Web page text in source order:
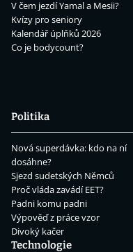
V čem jezdí Yamal a Mesii?
Kvízy pro seniory
Kalendář úplňků 2026
Co je bodycount?
Politika
Nová superdávka: kdo na ní
dosáhne?
Sjezd sudetských Němců
Proč vláda zavádí EET?
Padni komu padni
Výpověď z práce vzor
Divoký kačer
Technologie